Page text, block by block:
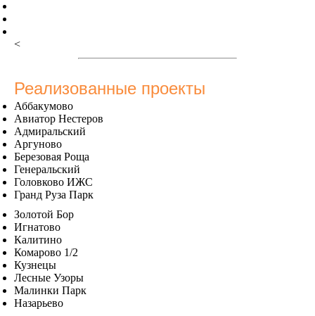
<
Реализованные проекты
Аббакумово
Авиатор Нестеров
Адмиральский
Аргуново
Березовая Роща
Генеральский
Головково ИЖС
Гранд Руза Парк
Золотой Бор
Игнатово
Калитино
Комарово 1/2
Кузнецы
Лесные Узоры
Малинки Парк
Назарьево